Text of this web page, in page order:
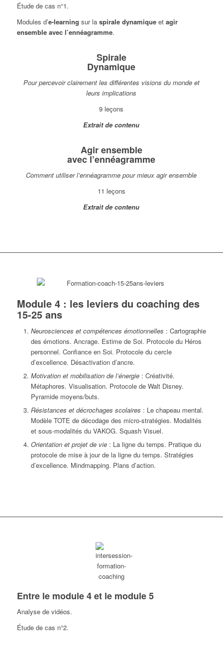
Étude de cas n°1.
Modules d’e-learning sur la spirale dynamique et agir
ensemble avec l’ennéagramme.
Spirale
Dynamique
Pour percevoir clairement les différentes visions du monde et
leurs implications
9 leçons
Extrait de contenu
Agir ensemble
avec l’ennéagramme
Comment utiliser l’ennéagramme pour mieux agir ensemble
11 leçons
Extrait de contenu
Module 4 : les leviers du coaching des
15-25 ans
Neurosciences et compétences émotionnelles : Cartographie
des émotions. Ancrage. Estime de Soi. Protocole du Héros
personnel. Confiance en Soi. Protocole du cercle
d’excellence. Désactivation d’ancre.
Motivation et mobilisation de l’énergie: Créativité.
Métaphores. Visualisation. Protocole de Walt Disney.
Pyramide moyens/buts.
Résistances et décrochages scolaires : Le chapeau mental.
Modèle TOTE de décodage des micro-stratégies. Modalités
et sous-modalités du VAKOG. Squash Visuel.
Orientation et projet de vie: La ligne du temps. Pratique du
protocole de mise à jour de la ligne du temps. Stratégies
d’excellence. Mindmapping. Plans d’action.
Entre le module 4 et le module 5
Analyse de vidéos.
Étude de cas n°2.